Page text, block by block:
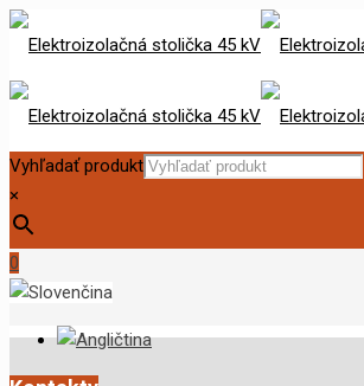
Vyhľadať produkt
×
0